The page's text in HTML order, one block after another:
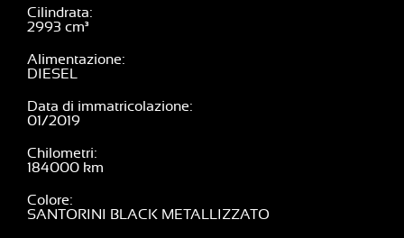
Cilindrata
2993
Alimentazione
DIESEL
Data di immatricolazione
01/2019
Chilometri
184000
Colore
SANTORINI BLACK METALLIZZATO